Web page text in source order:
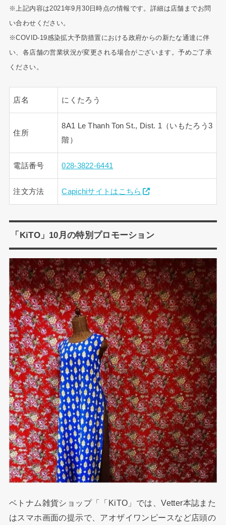
※上記内容は2021年9月30日時点の情報です。詳細は店舗までお問
い合わせください。
※COVID-19感染拡大予防措置における政府からの新たな通達に伴
い、各店舗の営業状況が変更される場合がございます。予めご了承
ください。
店名 にくたろう
住所
8A1 Le Thanh Ton St., Dist. 1（いもたろう3
階）
電話番号 028-3822-6441
注文方法 Capichiサイトはこちら
「KiTO」10月の特別プロモーション
ベトナム雑貨ショップ「「KiTO」では、Vetter本誌また
はスマホ画面の提示で、アオザイワンピースなど店頭の